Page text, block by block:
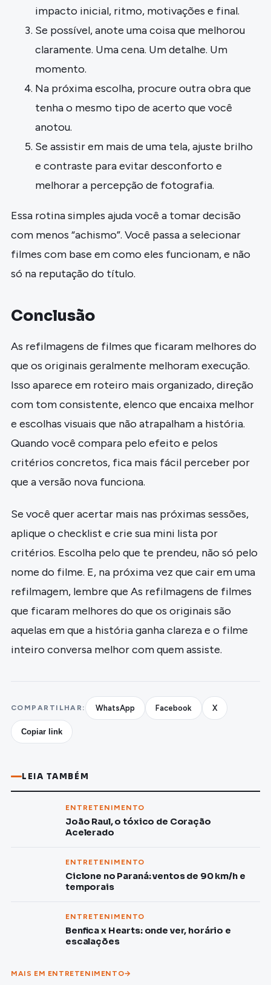
impacto inicial, ritmo, motivações e final.
Se possível, anote uma coisa que melhorou
claramente. Uma cena. Um detalhe. Um
momento.
Na próxima escolha, procure outra obra que
tenha o mesmo tipo de acerto que você
anotou.
Se assistir em mais de uma tela, ajuste brilho
e contraste para evitar desconforto e
melhorar a percepção de fotografia.
Essa rotina simples ajuda você a tomar decisão
com menos “achismo”. Você passa a selecionar
filmes com base em como eles funcionam, e não
só na reputação do título.
Conclusão
As refilmagens de filmes que ficaram melhores do
que os originais geralmente melhoram execução.
Isso aparece em roteiro mais organizado, direção
com tom consistente, elenco que encaixa melhor
e escolhas visuais que não atrapalham a história.
Quando você compara pelo efeito e pelos
critérios concretos, fica mais fácil perceber por
que a versão nova funciona.
Se você quer acertar mais nas próximas sessões,
aplique o checklist e crie sua mini lista por
critérios. Escolha pelo que te prendeu, não só pelo
nome do filme. E, na próxima vez que cair em uma
refilmagem, lembre que As refilmagens de filmes
que ficaram melhores do que os originais são
aquelas em que a história ganha clareza e o filme
inteiro conversa melhor com quem assiste.
COMPARTILHAR: WhatsApp Facebook X
Copiar link
LEIA TAMBÉM
ENTRETENIMENTO
João Raul, o tóxico de Coração
Acelerado
ENTRETENIMENTO
Ciclone no Paraná: ventos de 90 km/h e
temporais
ENTRETENIMENTO
Benfica x Hearts: onde ver, horário e
escalações
MAIS EM ENTRETENIMENTO